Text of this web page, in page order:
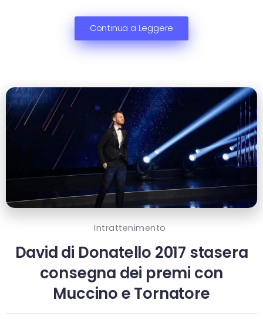
Continua a Leggere
Intrattenimento
David di Donatello 2017 stasera
consegna dei premi con
Muccino e Tornatore